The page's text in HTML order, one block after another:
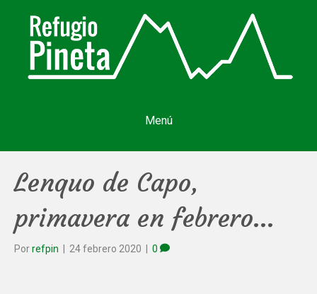
Menú
Lenquo de Capo,
primavera en febrero…
Porrefpin 24 febrero 2020 0